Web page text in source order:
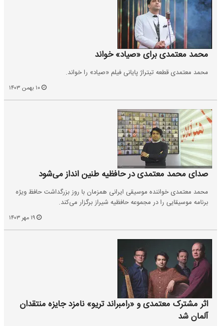
محمد معتمدی برای «صیاد» خواند
محمد معتمدی قطعه تیتراژ پایانی فیلم «صیاد» را خواند.
صدای محمد معتمدی در حافظیه طنین انداز می‌شود
محمد معتمدی خواننده موسیقی ایرانی همزمان با روز بزرگداشت حافظ ویژه
برنامه موسیقایی را در مجموعه حافظیه شیراز برگزار می‌کند.
اثر مشترک معتمدی و «رامبراند تریو» نامزد جایزه منتقدان
آلمان شد